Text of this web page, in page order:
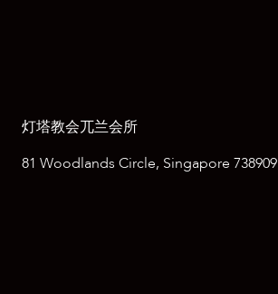
灯塔教会兀兰会所
81 Woodlands Circle, Singapore 738909